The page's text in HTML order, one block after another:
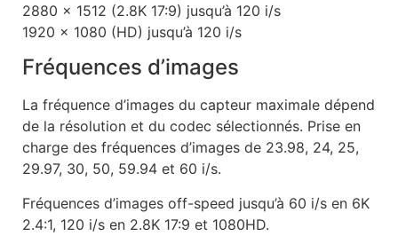
2880 x 1512 (2.8K 17:9) jusqu’à 120 i/s
1920 x 1080 (HD) jusqu’à 120 i/s
Fréquences d’images
La fréquence d’images du capteur maximale dépend
de la résolution et du codec sélectionnés. Prise en
charge des fréquences d’images de 23.98, 24, 25,
29.97, 30, 50, 59.94 et 60 i/s.
Fréquences d’images off-speed jusqu’à 60 i/s en 6K
2.4:1, 120 i/s en 2.8K 17:9 et 1080HD.